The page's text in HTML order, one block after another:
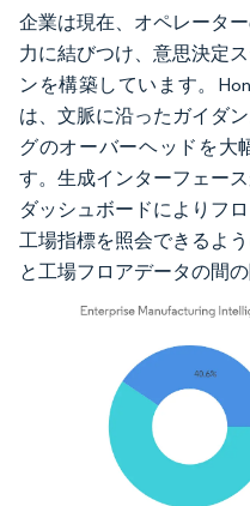
企業は現在、オペレータ
力に結びつけ、意思決定
ンを構築しています。
は、文脈に沿ったガイダ
グのオーバーヘッドを大
す。生成インターフェー
ダッシュボードによりフ
工場指標を照会できるよ
と工場フロアデータの間